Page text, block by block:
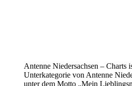
Antenne Niedersachsen – Charts
Unterkategorie von Antenne
unter dem Motto „Mein